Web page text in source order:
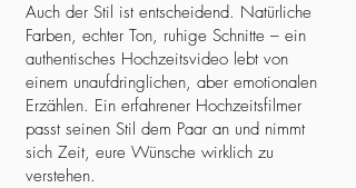
Auch der Stil ist entscheidend. Natürliche
Farben, echter Ton, ruhige Schnitte – ein
authentisches Hochzeitsvideo lebt von
einem unaufdringlichen, aber emotionalen
Erzählen. Ein erfahrener Hochzeitsfilmer
passt seinen Stil dem Paar an und nimmt
sich Zeit, eure Wünsche wirklich zu
verstehen.